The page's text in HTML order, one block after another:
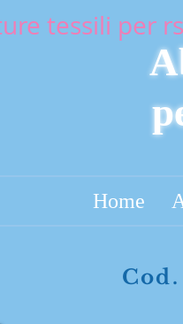
tessili per
Home